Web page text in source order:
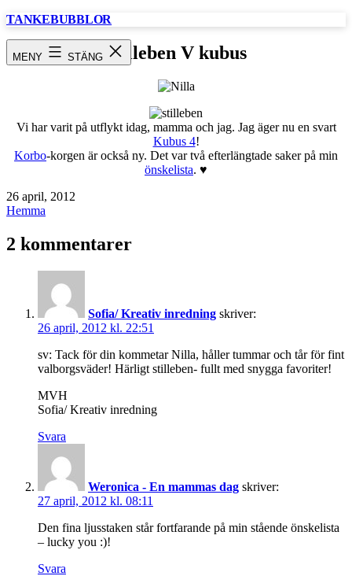
Hoppa
TANKEBUBBLOR
MENY STÄNG Stilleben V kubus
Vi har varit på utflykt idag, mamma och jag. Jag äger nu en svart
Kubus 4!
Korbo-korgen är också ny. Det var två efterlängtade saker på min
önskelista. ♥
Publicerat
den
26 april, 2012
Kategoriserat
Hemma
2 kommentarer
Sofia/ Kreativ inredning skriver:
26 april, 2012 kl. 22:51
sv: Tack för din kommetar Nilla, håller tummar och tår för fint
valborgsväder! Härligt stilleben- fullt med snygga favoriter!
MVH
Sofia/ Kreativ inredning
Svara
Weronica - En mammas dag skriver:
27 april, 2012 kl. 08:11
Den fina ljusstaken står fortfarande på min stående önskelista
– lucky you :)!
Svara